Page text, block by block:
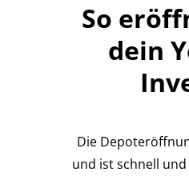
So
dein
Die
und ist schnell